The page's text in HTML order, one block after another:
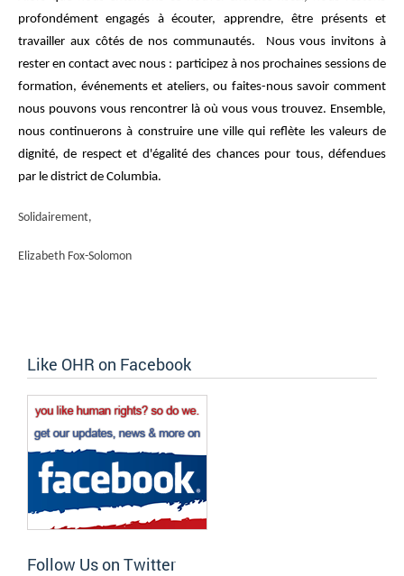
profondément engagés à écouter, apprendre, être présents et
travailler aux côtés de nos communautés. Nous vous invitons à
rester en contact avec nous : participez à nos prochaines sessions de
formation, événements et ateliers, ou faites-nous savoir comment
nous pouvons vous rencontrer là où vous vous trouvez. Ensemble,
nous continuerons à construire une ville qui reflète les valeurs de
dignité, de respect et d'égalité des chances pour tous, défendues
par le district de Columbia.
Solidairement,
Elizabeth Fox-Solomon
Like OHR on Facebook
Follow Us on Twitter